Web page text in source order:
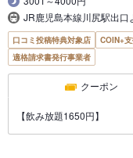
JR鹿児島本線川尻駅出口
口コミ投稿特典対象店 COIN+
適格請求書発行事業者
クーポン
【飲み放題1650円】